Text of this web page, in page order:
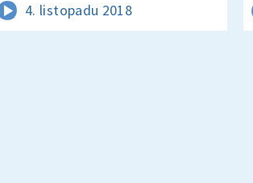
4. listopadu 2018